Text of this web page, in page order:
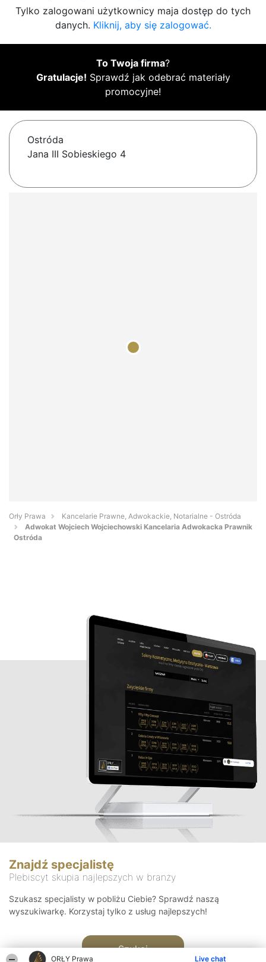
ORŁY Prawa Live chat
Tylko zalogowani użytkownicy maja dostęp do tych
danych. Kliknij, aby się zalogować.
To Twoja firma?
Gratulacje! Sprawdź jak odebrać materiały
promocyjne!
Ostróda
Jana III Sobieskiego 4
Orły Prawa
Kancelarie Prawne, Adwokackie, Notarialne - Ostróda
Adwokat Wojciech Wojciechowski Kancelaria Adwokacka Prawnik
Ostróda
Znajdź specjalistę
Plebiscyt skupia najlepszych w branży
Szukasz specjalisty w pobliżu Ciebie? Sprawdź naszą
wyszukiwarkę. Korzystaj tylko z usług najlepszych!
Szukaj